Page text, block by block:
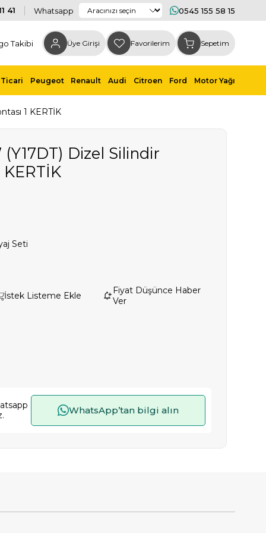
41 Whatsapp 0545 155 58 15
Takibi Üye Girişi Favorilerim Sepetim
Peugeot Renault Audi Citroen Ford Motor Yağı
1 KERTİK
(Y17DT) Dizel Silindir
KERTİK
Seti
İstek Listeme Ekle
Fiyat Düşünce Haber
Ver
WhatsApp’tan bilgi alın